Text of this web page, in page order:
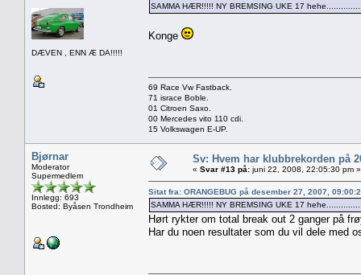
DÆVEN , ENN Æ DA!!!!!
SAMMA HÆR!!!!! NY BREMSING UKE 17
Konge
69 Race Vw Fastback.
71 israce Boble.
01 Citroen Saxo.
00 Mercedes vito 110 cdi.
15 Volkswagen E-UP.
Bjørnar
Moderator
Supermedlem
Innlegg: 693
Bosted: Byåsen Trondheim
Sv: Hvem har klubbrekorden på
« Svar #13 på: juni 22, 2008, 22:05:30 pm »
Sitat fra: ORANGEBUG på desember 27, 2007,
SAMMA HÆR!!!!! NY BREMSING UKE 17
Hørt rykter om total break out 2 ganger på
Har du noen resultater som du vil dele med